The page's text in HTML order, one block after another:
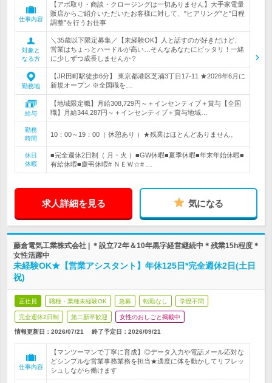
仕事内容
【アポ取り・商談・クロージングは一切ありません】大手家電量
販店からご紹介いただいたお客様に対して、"ヒアリング"と"日程
調整"を行うお仕事
対象と
なる方
＼35歳以下限定募集／【未経験OK】人と話すのが好きだけど、
営業はちょっとハードルが高い…そんなあなたにピッタリ！一緒
に少しずつ成長しませんか？
勤務地
【JR田町駅徒歩6分】 東京都港区芝浦3丁目17-11 ★2026年6月に
新規オープン ※全国職を…
給与
【地域限定職】月給308,729円～＋インセンティブ＋賞与【全国
職】月給344,287円～＋インセンティブ＋賞与地域…
勤務
時間
10：00～19：00（ 休憩あり ）★残業はほとんどありません。
休日
休暇
■完全週休2日制（ 月・火 ）■GW休暇■夏季休暇■年末年始休暇■
有給休暇■慶弔休暇# ＮＥＷ☆# …
求人詳細を見る 気になる
藤倉電気工業株式会社 | ＊設立72年＆10年黒字経営継続中＊残業15h程度＊
女性活躍中
未経験OK★【営業アシスタント】年休125日*完全週休2日(土日
祝)
正社員 職種・業種未経験OK 急募 転勤なし 学歴不問
完全週休2日制 第二新卒歓迎 女性のおしごと掲載中
情報更新日：2026/07/21 終了予定日： 2026/09/21
仕事内容
【マンツーマンで丁寧に育成】◎データ入力や電話メール応対な
どシンプルな営業事務業務を担当★適度に体を動かしてリフレッ
シュしながら働けます